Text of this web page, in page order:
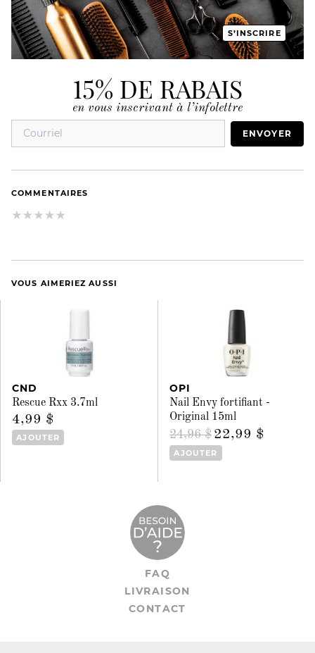
S’INSCRIRE
15% DE RABAIS
en vous inscrivant à l’infolettre
ENVOYER
COMMENTAIRES
VOUS AIMERIEZ AUSSI
CND
Rescue Rxx 3.7ml
4,99 $
AJOUTER
OPI
Nail Envy fortifiant -
Original 15ml
24,96 $ 22,99 $
AJOUTER
FAQ
LIVRAISON
CONTACT